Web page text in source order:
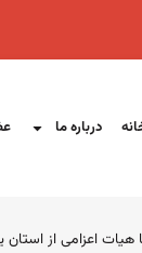
درباره ما
اعزامی از استان